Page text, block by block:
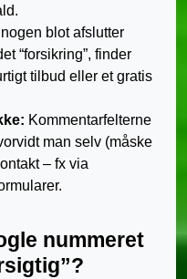
blot afslutter
“forsikring”, finder
tilbud eller et gratis
Kommentarfelterne
man selv (måske
– fx via
nummeret